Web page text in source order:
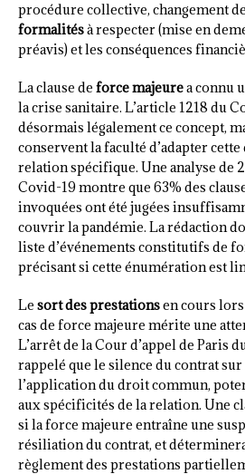
procédure collective, changement
formalitésà respecter (mise en
préavis) et les conséquences
La clause de force majeurea connu
la crise sanitaire. L’article 1218 du
désormais légalement ce concept,
conservent la faculté d’adapter
relation spécifique. Une analyse de
Covid-19 montre que 63% des
invoquées ont été jugées
couvrir la pandémie. La rédaction
liste d’événements constitutifs de
précisant si cette énumération est
Le sort des prestationsen cours lors
cas de force majeure mérite une
L’arrêt de la Cour d’appel de Paris
rappelé que le silence du contrat
l’application du droit commun,
aux spécificités de la relation. Une
si la force majeure entraîne une
résiliation du contrat, et
règlement des prestations